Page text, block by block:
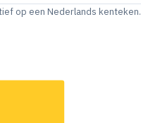
op een Nederlands kenteken.